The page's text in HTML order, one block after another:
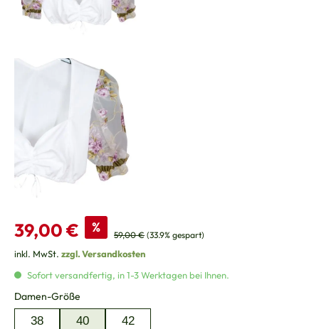
Verkaufspreis:
39,00 € % Regulärer Preis:
59,00 € (33.9% gespart)
inkl. MwSt. zzgl. Versandkosten
Sofort versandfertig, in 1-3 Werktagen bei Ihnen.
Damen-Größe
38 40 42